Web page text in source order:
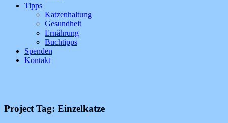
Tipps
Katzenhaltung
Gesundheit
Ernährung
Buchtipps
Spenden
Kontakt
Project Tag: Einzelkatze